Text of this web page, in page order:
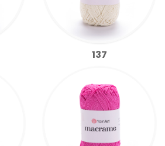
137